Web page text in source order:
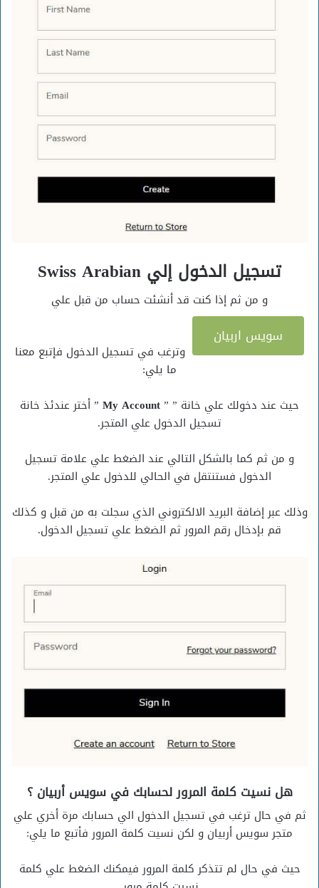
تسجيل الدخول إلي Swiss Arabian
و من ثم إذا كنت قد أنشئت حساب من قبل علي
سويس اربيان
وترغب في تسجيل الدخول فإتبع معنا
ما يلي:
حيث عند دخولك علي خانة ” ”My Account ” أختر عندئذ خانة
تسجيل الدخول علي المتجر.
و من ثم كما بالشكل التالي عند الضغط علي علامة تسجيل
الدخول فستنتقل في الحالي للدخول علي المتجر.
وذلك عبر إضافة البريد الالكتروني الذي سجلت به من قبل و كذلك
قم بإدخال رقم المرور ثم الضغط علي تسجيل الدخول.
هل نسيت كلمة المرور لحسابك في سويس أربيان ؟
ثم في حال ترغب في تسجيل الدخول الي حسابك مرة أخري علي
متجر سويس أربيان و لكن نسيت كلمة المرور فأتبع ما يلي:
حيث في حال لم تتذكر كلمة المرور فيمكنك الضغط علي كلمة